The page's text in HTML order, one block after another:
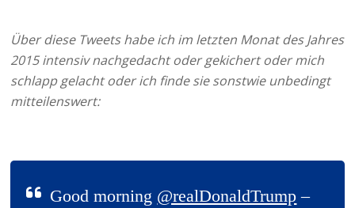
Über diese Tweets habe ich im letzten Monat des Jahres
2015 intensiv nachgedacht oder gekichert oder mich
schlapp gelacht oder ich finde sie sonstwie unbedingt
mitteilenswert:
Good morning @realDonaldTrump –